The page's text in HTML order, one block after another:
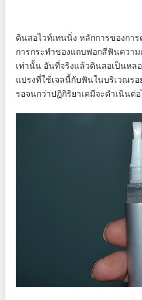
ดินสอไวท์เทนนิ่ง หลักการของกา
การกระทำของแถบฟอกสีฟันควา
เท่านั้น อันที่จริงแล้วดินสอเป็นหล
แปรงที่ใช้เจลนี้กับฟันในบริเวณร
รอจนกว่าปฏิกิริยาเคมีจะดำเนินต่อ